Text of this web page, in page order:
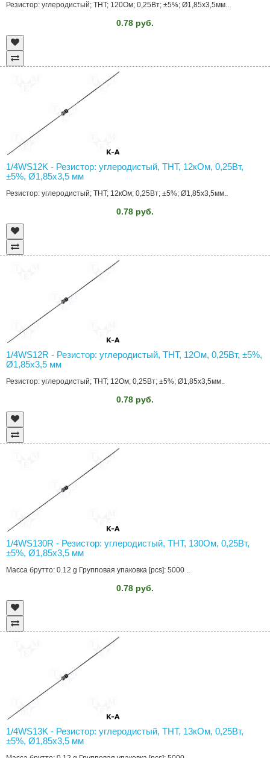
Резистор: углеродистый; THT; 120Ом; 0,25Вт; ±5%; Ø1,85x3,5мм..
0.78 руб.
1/4WS12K - Резистор: углеродистый, THT, 12кОм, 0,25Вт,
±5%, Ø1,85x3,5 мм
Резистор: углеродистый; THT; 12кОм; 0,25Вт; ±5%; Ø1,85x3,5мм..
0.78 руб.
1/4WS12R - Резистор: углеродистый, THT, 12Ом, 0,25Вт, ±5%,
Ø1,85x3,5 мм
Резистор: углеродистый; THT; 12Ом; 0,25Вт; ±5%; Ø1,85x3,5мм..
0.78 руб.
1/4WS130R - Резистор: углеродистый, THT, 130Ом, 0,25Вт,
±5%, Ø1,85x3,5 мм
Масса брутто: 0.12 g Групповая упаковка [pcs]: 5000 ..
0.78 руб.
1/4WS13K - Резистор: углеродистый, THT, 13кОм, 0,25Вт,
±5%, Ø1,85x3,5 мм